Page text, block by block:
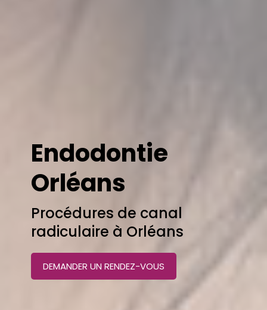
Endodontie
Orléans
Procédures de canal
radiculaire à Orléans
DEMANDER UN RENDEZ-VOUS